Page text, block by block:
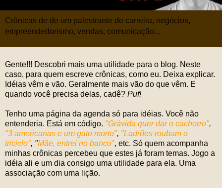
Crônicas de de um palestrante de carreira, negócios,
empreendedorismo, vendas, comunicação...
Gente!!! Descobri mais uma utilidade para o blog. Neste
caso, para quem escreve crônicas, como eu. Deixa explicar.
Idéias vêm e vão. Geralmente mais vão do que vêm. E
quando você precisa delas, cadê? Puf!
Tenho uma página da agenda só para idéias. Você não
entenderia. Está em código. "Grávida quer dar o cachorro",
"3 americanas e um gato morto", "Ladrões roubam o
triciclo", "Mãe, entrei no banco", etc. Só quem acompanha
minhas crônicas percebeu que estes já foram temas. Jogo a
idéia ali e um dia consigo uma utilidade para ela. Uma
associação com uma lição.